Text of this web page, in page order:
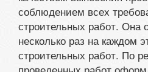
соблюдением всех
строительных работ. Она
несколько раз на каждом
строительных работ. По